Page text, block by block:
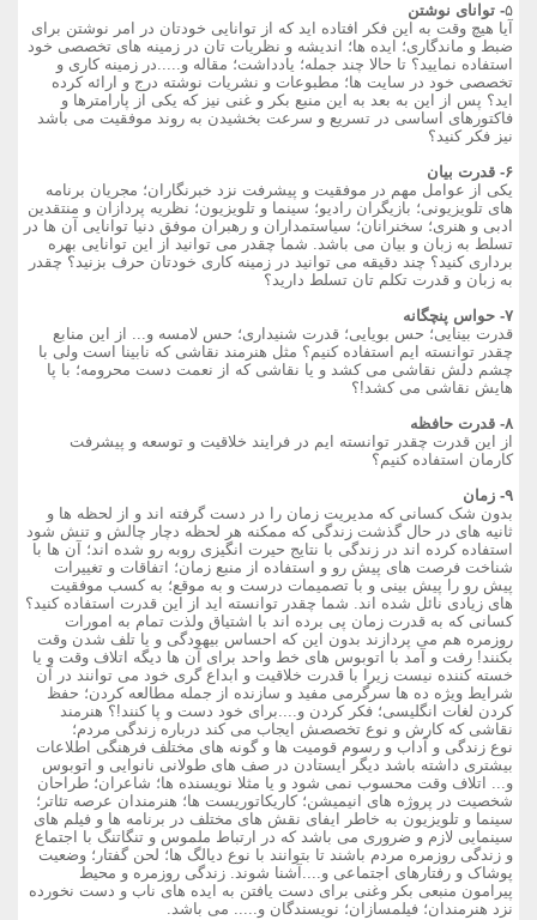
۵- توانای نوشتن
آیا هیچ وقت به این فکر افتاده اید که از توانایی خودتان در امر نوشتن برای
ضبط و ماندگاری؛ ایده ها؛ اندیشه و نظریات تان در زمینه های تخصصی خود
استفاده نمایید؟ تا حالا چند جمله؛ یادداشت؛ مقاله و.....در زمینه کاری و
تخصصی خود در سایت ها؛ مطبوعات و نشریات نوشته درج و ارائه کرده
اید؟ پس از این به بعد به این منبع بکر و غنی نیز که یکی از پارامترها و
فاکتورهای اساسی در تسریع و سرعت بخشیدن به روند موفقیت می باشد
نیز فکر کنید؟
۶- قدرت بیان
یکی از عوامل مهم در موفقیت و پیشرفت نزد خبرنگاران؛ مجریان برنامه
های تلویزیونی؛ بازیگران رادیو؛ سینما و تلویزیون؛ نظریه پردازان و منتقدین
ادبی و هنری؛ سخنرانان؛ سیاستمداران و رهبران موفق دنیا توانایی آن ها در
تسلط به زبان و بیان می باشد. شما چقدر می توانید از این توانایی بهره
برداری کنید؟ چند دقیقه می توانید در زمینه کاری خودتان حرف بزنید؟ چقدر
به زبان و قدرت تکلم تان تسلط دارید؟
۷- حواس پنچگانه
قدرت بینایی؛ حس بویایی؛ قدرت شنیداری؛ حس لامسه و... از این منابع
چقدر توانسته ایم استفاده کنیم؟ مثل هنرمند نقاشی که نابینا است ولی با
چشم دلش نقاشی می کشد و یا نقاشی که از نعمت دست محرومه؛ با پا
هایش نقاشی می کشد!؟
۸- قدرت حافظه
از این قدرت چقدر توانسته ایم در فرایند خلاقیت و توسعه و پیشرفت
کارمان استفاده کنیم؟
۹- زمان
بدون شک کسانی که مدیریت زمان را در دست گرفته اند و از لحظه ها و
ثانیه های در حال گذشت زندگی که ممکنه هر لحظه دچار چالش و تنش شود
استفاده کرده اند در زندگی با نتایج حیرت انگیزی روبه رو شده اند؛ آن ها با
شناخت فرصت های پیش رو و استفاده از منبع زمان؛ اتفاقات و تغییرات
پیش رو را پیش بینی و با تصمیمات درست و به موقع؛ به کسب موفقیت
های زیادی نائل شده اند. شما چقدر توانسته اید از این قدرت استفاده کنید؟
کسانی که به قدرت زمان پی برده اند با اشتیاق ولذت تمام به امورات
روزمره هم می پردازند بدون این که احساس بیهودگی و یا تلف شدن وقت
بکنند! رفت و آمد با اتوبوس های خط واحد برای آن ها دیگه اتلاف وقت و یا
خسته کننده نیست زیرا با قدرت خلاقیت و ابداع گری خود می توانند در آن
شرایط ویژه ده ها سرگرمی مفید و سازنده از جمله مطالعه کردن؛ حفظ
کردن لغات انگلیسی؛ فکر کردن و....برای خود دست و پا کنند!؟ هنرمند
نقاشی که کارش و نوع تخصصش ایجاب می کند درباره زندگی مردم؛
نوع زندگی و آداب و رسوم قومیت ها و گونه های مختلف فرهنگی اطلاعات
بیشتری داشته باشد دیگر ایستادن در صف های طولانی نانوایی و اتوبوس
و... اتلاف وقت محسوب نمی شود و یا مثلا نویسنده ها؛ شاعران؛ طراحان
شخصیت در پروژه های انیمیشن؛ کاریکاتوریست ها؛ هنرمندان عرصه تئاتر؛
سینما و تلویزیون به خاطر ایفای نقش های مختلف در برنامه ها و فیلم های
سینمایی لازم و ضروری می باشد که در ارتباط ملموس و تنگاتنگ با اجتماع
و زندگی روزمره مردم باشند تا بتوانند با نوع دیالگ ها؛ لحن گفتار؛ وضعیت
پوشاک و رفتارهای اجتماعی و....آشنا شوند. زندگی روزمره و محیط
پیرامون منبعی بکر وغنی برای دست یافتن به ایده های ناب و دست نخورده
نزد هنرمندان؛ فیلمسازان؛ نویسندگان و..... می باشد.